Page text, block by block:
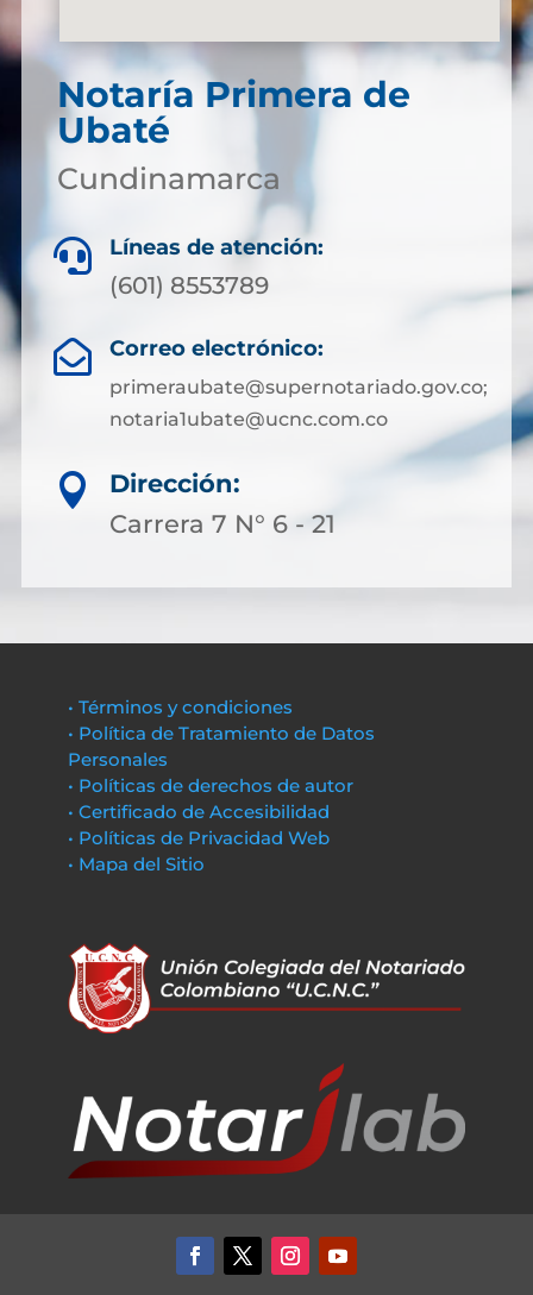
Notaría Primera de
Ubaté
Cundinamarca
 Líneas de atención:
(601) 8553789
 Correo electrónico:
primeraubate@supernotariado.gov.co;
notaria1ubate@ucnc.com.co

Dirección:
Carrera 7 N° 6 - 21
• Términos y condiciones
• Política de Tratamiento de Datos
Personales
• Políticas de derechos de autor
• Certificado de Accesibilidad
• Políticas de Privacidad Web
• Mapa del Sitio